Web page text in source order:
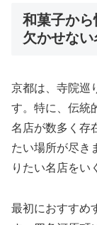
和菓子か
欠かせな
京都は、寺院巡
す。特に、伝統
名店が数多く存
たい場所が尽き
りたい名店をい
最初におすすめ